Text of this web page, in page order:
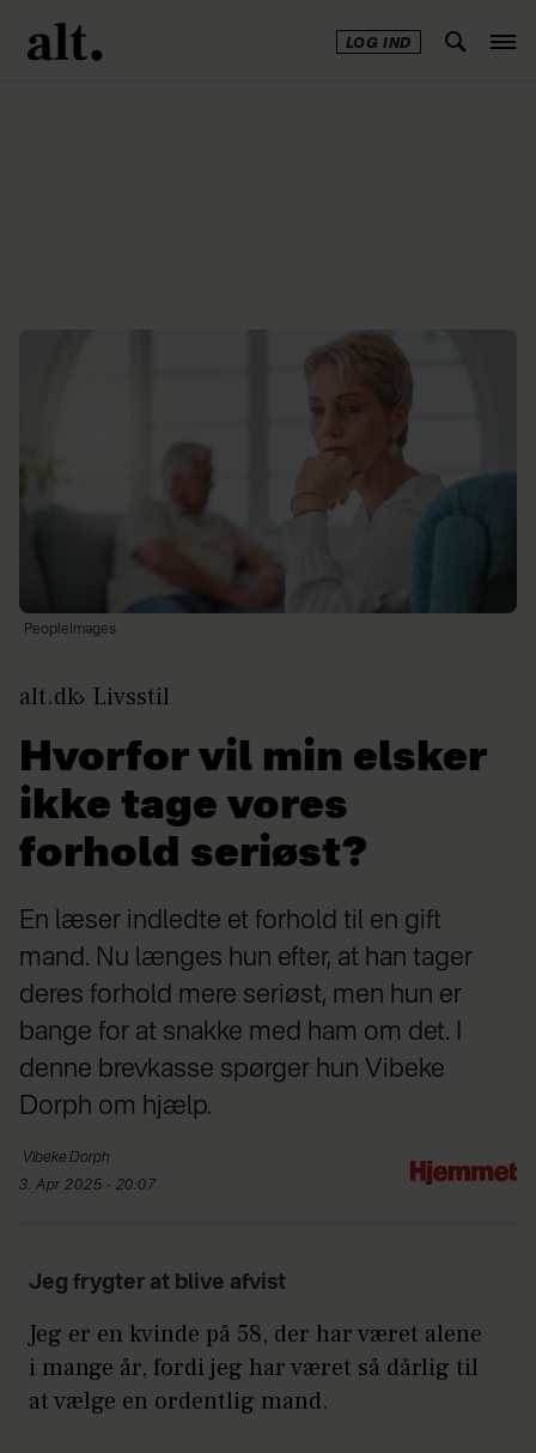
LOG IND
PeopleImages
alt.dk Livsstil
Hvorfor vil min elsker
ikke tage vores
forhold seriøst?
En læser indledte et forhold til en gift
mand. Nu længes hun efter, at han tager
deres forhold mere seriøst, men hun er
bange for at snakke med ham om det. I
denne brevkasse spørger hun Vibeke
Dorph om hjælp.
Vibeke Dorph
3. Apr 2025 - 20:07
Jeg frygter at blive afvist
Jeg er en kvinde på 58, der har været alene
i mange år, fordi jeg har været så dårlig til
at vælge en ordentlig mand.